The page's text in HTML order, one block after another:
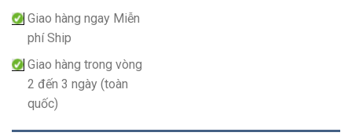
Giao hàng ngay Miễn
phí Ship
Giao hàng trong vòng
2 đến 3 ngày (toàn
quốc)